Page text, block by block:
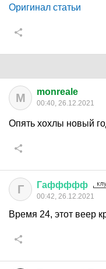
Оригинал статьи
M monreale
00:40, 26.12.2021
Опять хохлы новый
Г Гаффффф
00:42, 26.12.2021
Время 24, этот веер